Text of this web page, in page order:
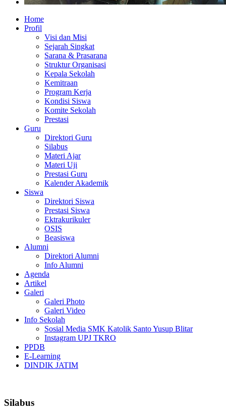
Home
Profil
Visi dan Misi
Sejarah Singkat
Sarana & Prasarana
Struktur Organisasi
Kepala Sekolah
Kemitraan
Program Kerja
Kondisi Siswa
Komite Sekolah
Prestasi
Guru
Direktori Guru
Silabus
Materi Ajar
Materi Uji
Prestasi Guru
Kalender Akademik
Siswa
Direktori Siswa
Prestasi Siswa
Ektrakurikuler
OSIS
Beasiswa
Alumni
Direktori Alumni
Info Alumni
Agenda
Artikel
Galeri
Galeri Photo
Galeri Video
Info Sekolah
Sosial Media SMK Katolik Santo Yusup Blitar
Instagram UPJ TKRO
PPDB
E-Learning
DINDIK JATIM
Silabus